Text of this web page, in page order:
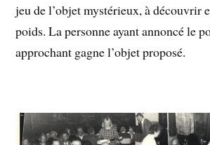
jeu de l’objet mystérieux, à découvrir
poids. La personne ayant annoncé le
approchant gagne l’objet proposé.